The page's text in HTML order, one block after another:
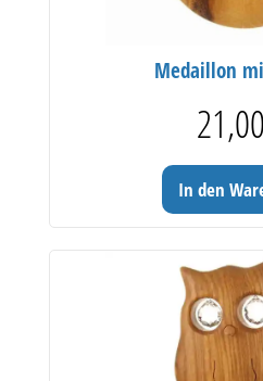
Medaillon
21,00
In den